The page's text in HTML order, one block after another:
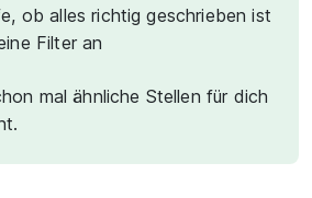
ob alles richtig geschrieben ist
Filter an
mal ähnliche Stellen für dich